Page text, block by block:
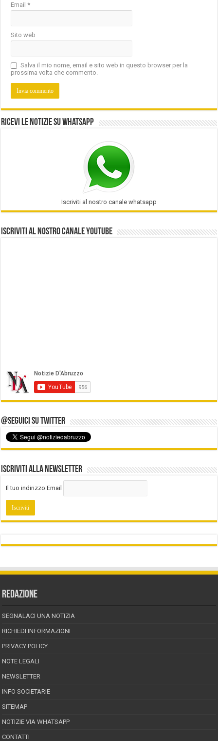
Email*
Sito web
Salva il mio nome, email e sito web in questo browser per la
prossima volta che commento.
Ricevi le notizie su Whatsapp
Iscriviti al nostro canale whatsapp
Iscriviti al nostro Canale Youtube
@Seguici su Twitter
Iscriviti alla Newsletter
Il tuo indirizzo Email
REDAZIONE
SEGNALACI UNA NOTIZIA
RICHIEDI INFORMAZIONI
PRIVACY POLICY
NOTE LEGALI
NEWSLETTER
INFO SOCIETARIE
SITEMAP
NOTIZIE VIA WHATSAPP
CONTATTI